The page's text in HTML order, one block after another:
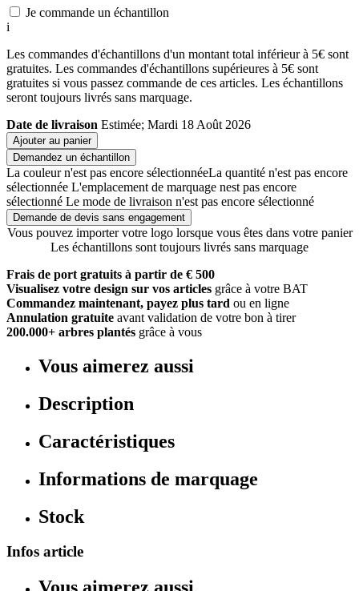
Je commande un échantillon
i
Les commandes d'échantillons d'un montant total inférieur à 5€ sont
gratuites. Les commandes d'échantillons supérieures à 5€ sont
gratuites si vous passez commande de ces articles. Les échantillons
seront toujours livrés sans marquage.
Date de livraison Estimée; Mardi 18 Août 2026
Ajouter au panier
Demandez un échantillon
La couleur n'est pas encore sélectionnéeLa quantité n'est pas encore
sélectionnée L'emplacement de marquage nest pas encore
sélectionné Le mode de livraison n'est pas encore sélectionné
Demande de devis sans engagement
Vous pouvez importer votre logo lorsque vous êtes dans votre panier
Les échantillons sont toujours livrés sans marquage
Frais de port gratuits à partir de € 500
Visualisez votre design sur vos articles grâce à votre BAT
Commandez maintenant, payez plus tard ou en ligne
Annulation gratuite avant validation de votre bon à tirer
200.000+ arbres plantés grâce à vous
Vous aimerez aussi
Description
Caractéristiques
Informations de marquage
Stock
Infos article